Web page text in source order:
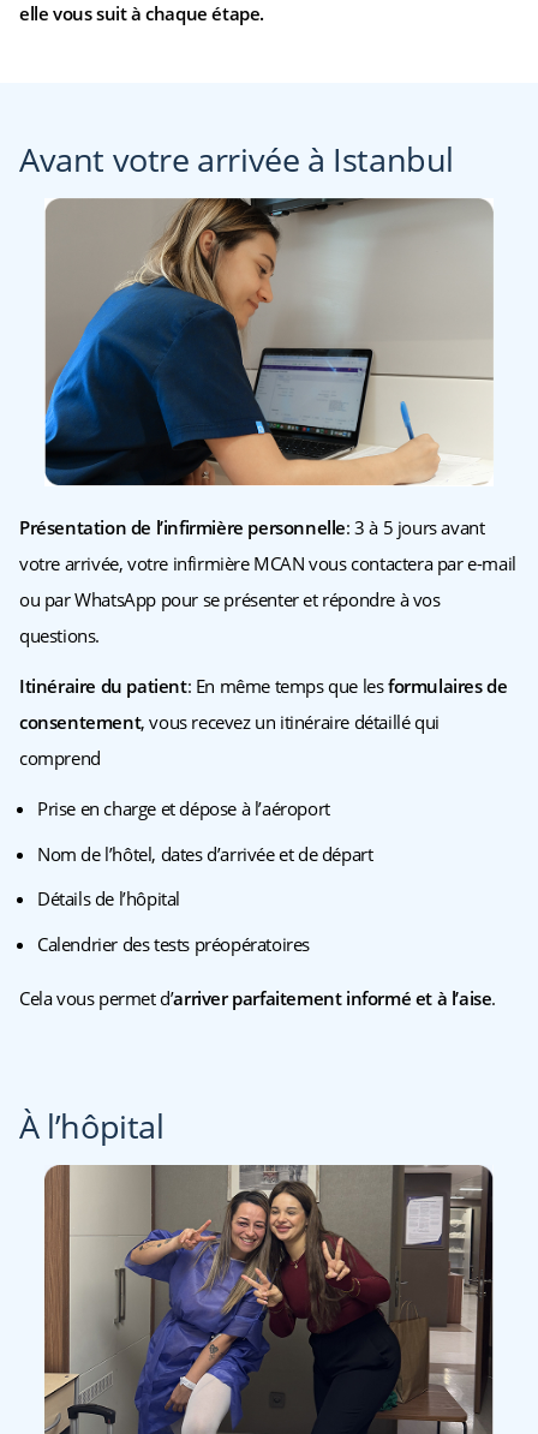
elle vous suit à chaque étape.
Avant votre arrivée à Istanbul
Présentation de l’infirmière personnelle: 3 à 5 jours avant
votre arrivée, votre infirmière MCAN vous contactera par e-mail
ou par WhatsApp pour se présenter et répondre à vos
questions.
Itinéraire du patient: En même temps que lesformulaires de
consentement, vous recevez un itinéraire détaillé qui
comprend
Prise en charge et dépose à l’aéroport
Nom de l’hôtel, dates d’arrivée et de départ
Détails de l’hôpital
Calendrier des tests préopératoires
Cela vous permet d’arriver parfaitement informé et à l’aise.
À l’hôpital